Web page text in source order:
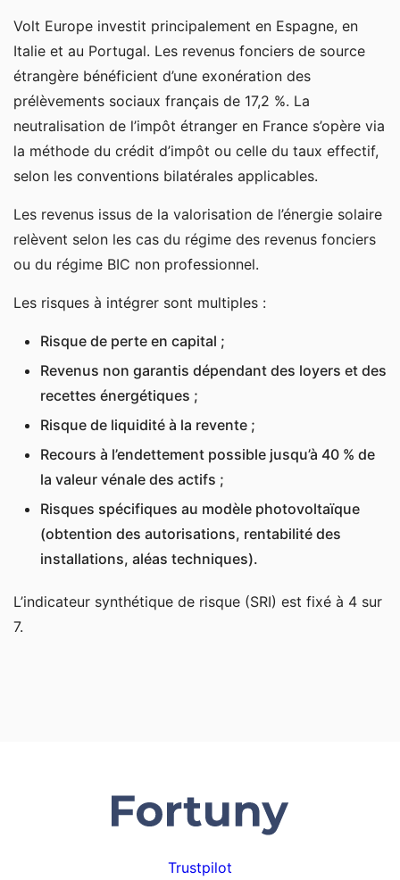
Volt Europe investit principalement en Espagne, en
Italie et au Portugal. Les revenus fonciers de source
étrangère bénéficient d’une exonération des
prélèvements sociaux français de 17,2 %. La
neutralisation de l’impôt étranger en France s’opère via
la méthode du crédit d’impôt ou celle du taux effectif,
selon les conventions bilatérales applicables.
Les revenus issus de la valorisation de l’énergie solaire
relèvent selon les cas du régime des revenus fonciers
ou du régime BIC non professionnel.
Les risques à intégrer sont multiples :
Risque de perte en capital ;
Revenus non garantis dépendant des loyers et des
recettes énergétiques ;
Risque de liquidité à la revente ;
Recours à l’endettement possible jusqu’à 40 % de
la valeur vénale des actifs ;
Risques spécifiques au modèle photovoltaïque
(obtention des autorisations, rentabilité des
installations, aléas techniques).
L’indicateur synthétique de risque (SRI) est fixé à 4 sur
7.
Trustpilot